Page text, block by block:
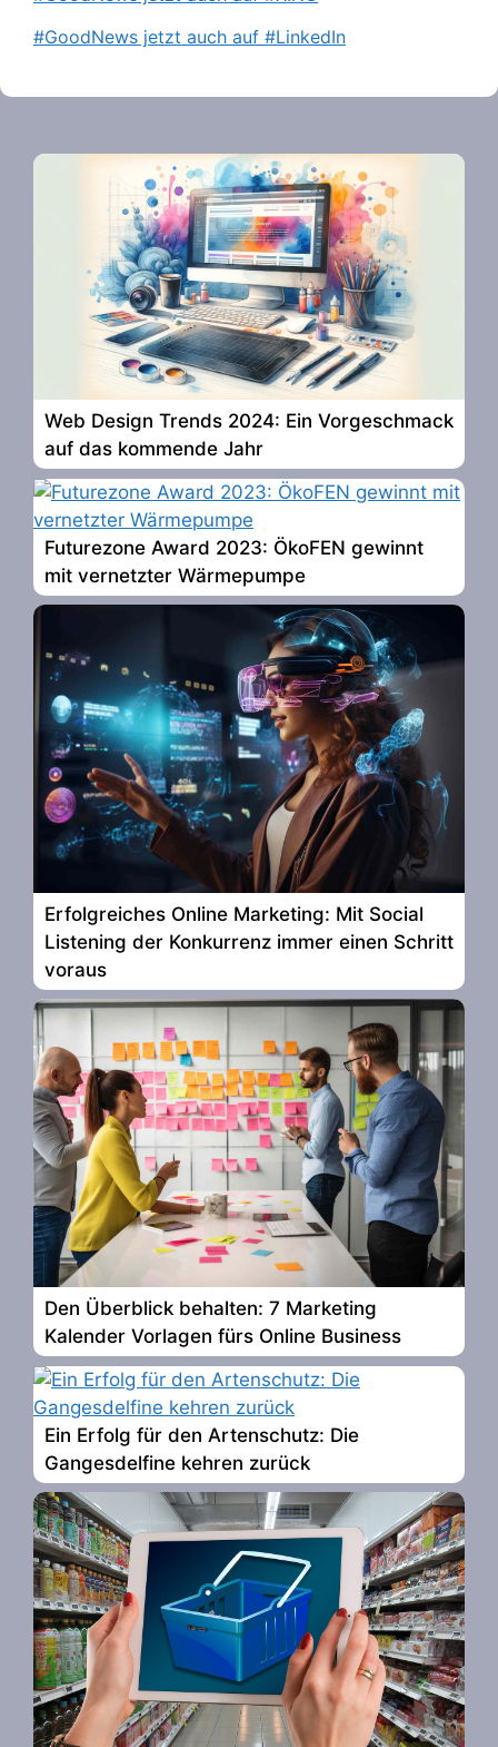
#GoodNews jetzt auch auf #LinkedIn
Web Design Trends 2024: Ein Vorgeschmack
auf das kommende Jahr
Futurezone Award 2023: ÖkoFEN gewinnt
mit vernetzter Wärmepumpe
Erfolgreiches Online Marketing: Mit Social
Listening der Konkurrenz immer einen Schritt
voraus
Den Überblick behalten: 7 Marketing
Kalender Vorlagen fürs Online Business
Ein Erfolg für den Artenschutz: Die
Gangesdelfine kehren zurück